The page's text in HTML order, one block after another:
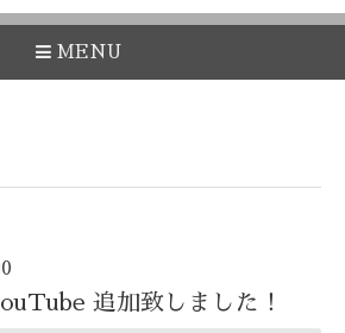
MENU
追加致しました！